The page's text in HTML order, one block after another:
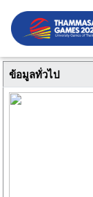
ข้อมูลทั่วไป